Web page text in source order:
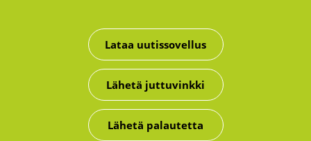
Lataa uutissovellus
Lähetä juttuvinkki
Lähetä palautetta